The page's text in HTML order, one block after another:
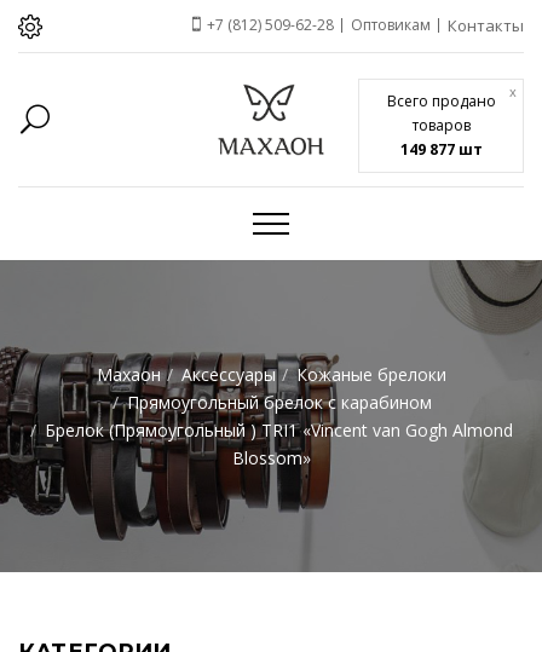
Всего продано
товаров
149 877 шт
x
+7 (812) 509-62-28 Оптовикам Контакты
Махаон Аксессуары
Кожаные брелоки
Прямоугольный брелок с карабином
Брелок (Прямоугольный ) TRI1 «Vincent van Gogh Almond
Blossom»